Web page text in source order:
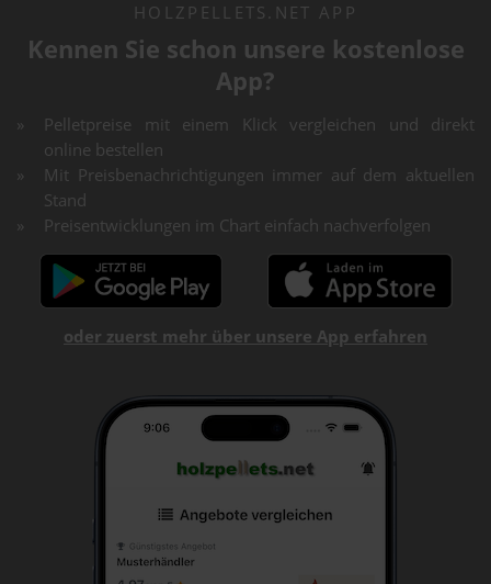
HOLZPELLETS.NET APP
Kennen Sie schon unsere kostenlose
App?
Pelletpreise mit einem Klick vergleichen und direkt
online bestellen
Mit Preisbenachrichtigungen immer auf dem aktuellen
Stand
Preisentwicklungen im Chart einfach nachverfolgen
oder zuerst mehr über unsere App erfahren